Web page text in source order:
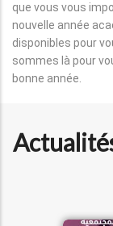
que vous vous
nouvelle année
disponibles pour
sommes là pour
bonne année.